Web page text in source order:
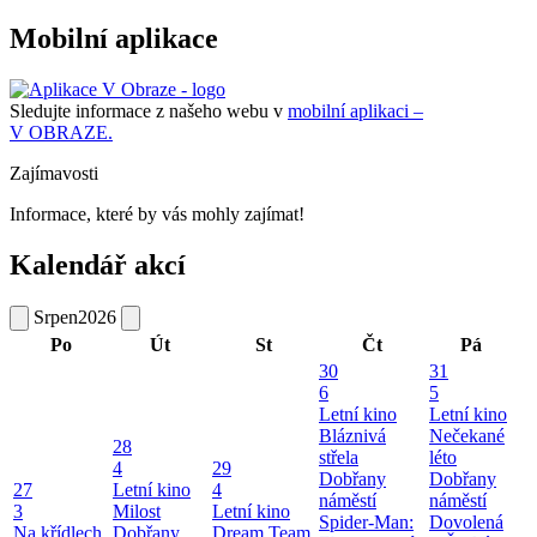
Mobilní aplikace
Sledujte informace z našeho webu v mobilní aplikaci –
V OBRAZE.
Zajímavosti
Informace, které by vás mohly zajímat!
Kalendář akcí
Srpen2026
Po
Út St Čt Pá
27
3
Na křídlech
28
4
Letní kino
Milost
Dobřany
29
4
Letní kino
Dream Team
30
6
Letní kino
Bláznivá
střela
Dobřany
náměstí
Spider-Man:
31
5
Letní kino
Nečekané
léto
Dobřany
náměstí
Dovolená